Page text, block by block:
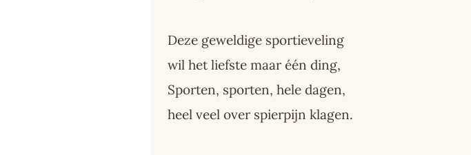
Deze geweldige sportieveling
wil het liefste maar één ding,
Sporten, sporten, hele dagen,
heel veel over spierpijn klagen.